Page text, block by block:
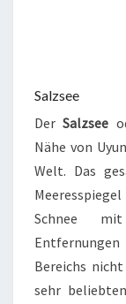
Salzsee
DerSalzsee
Nähe von
Welt. Das
Schnee
Bereichs
sehr